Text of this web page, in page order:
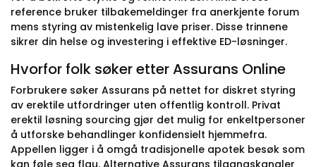
reference bruker tilbakemeldinger fra anerkjente forum
mens styring av mistenkelig lave priser. Disse trinnene
sikrer din helse og investering i effektive ED-løsninger.
Hvorfor folk søker etter Assurans Online
Forbrukere søker Assurans på nettet for diskret styring
av erektile utfordringer uten offentlig kontroll. Privat
erektil løsning sourcing gjør det mulig for enkeltpersoner
å utforske behandlinger konfidensielt hjemmefra.
Appellen ligger i å omgå tradisjonelle apotek besøk som
kan føle seg flau. Alternative Assurans tilgangskanaler